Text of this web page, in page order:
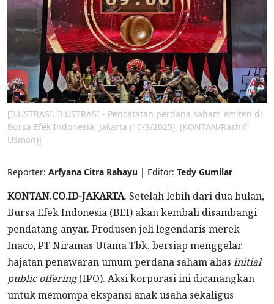
[ILUSTRASI. ILUSTRASI - Pencatatan perdana saham emiten di
Bursa Efek Indonesia, Jakarta (10/3/2025). (KONTAN/Rashif
Usman)]
Reporter: Arfyana Citra Rahayu | Editor: Tedy Gumilar
KONTAN.CO.ID-JAKARTA. Setelah lebih dari dua bulan,
Bursa Efek Indonesia (BEI) akan kembali disambangi
pendatang anyar. Produsen jeli legendaris merek
Inaco, PT Niramas Utama Tbk, bersiap menggelar
hajatan penawaran umum perdana saham alias initial
public offering(IPO). Aksi korporasi ini dicanangkan
untuk memompa ekspansi anak usaha sekaligus